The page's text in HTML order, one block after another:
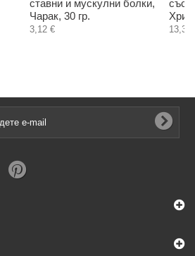
ставни и мускулни болки,
Чарак, 30 гр.
3,12 €
със
13,30